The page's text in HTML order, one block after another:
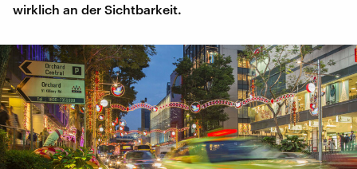
wirklich an der Sichtbarkeit.